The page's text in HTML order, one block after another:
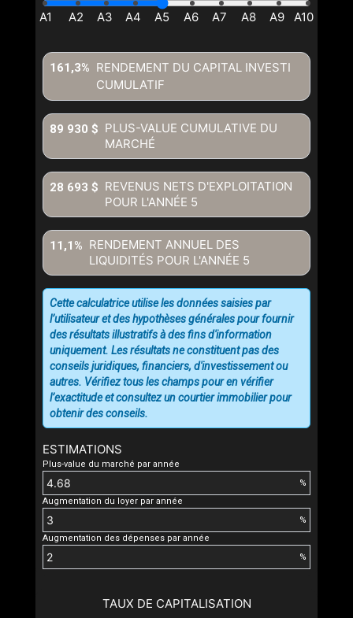
RENDEMENT DU CAPITAL INVESTI
CUMULATIF
161,3%
PLUS-VALUE CUMULATIVE DU
MARCHÉ
89 930 $
REVENUS NETS D'EXPLOITATION
POUR L'ANNÉE 5
28 693 $
RENDEMENT ANNUEL DES
LIQUIDITÉS POUR L'ANNÉE 5
11,1%
ESTIMATIONS
Plus-value du marché par année
%
Augmentation du loyer par année
%
Augmentation des dépenses par année
%
Cette calculatrice utilise les données saisies par
l’utilisateur et des hypothèses générales pour fournir
des résultats illustratifs à des fins d'information
uniquement. Les résultats ne constituent pas des
conseils juridiques, financiers, d'investissement ou
autres. Vérifiez tous les champs pour en vérifier
l’exactitude et consultez un courtier immobilier pour
obtenir des conseils.
TAUX DE CAPITALISATION